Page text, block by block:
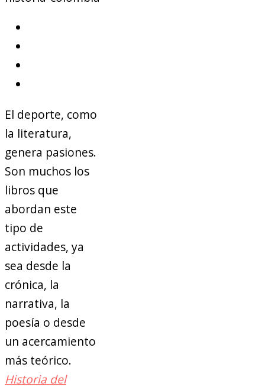
El deporte, como
la literatura,
genera pasiones.
Son muchos los
libros que
abordan este
tipo de
actividades, ya
sea desde la
crónica, la
narrativa, la
poesía o desde
un acercamiento
más teórico.
Historia del